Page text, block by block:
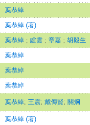
葉恭綽
葉恭綽 (著)
葉恭綽 ; 虛雲 ; 章嘉 ; 胡毅生
葉恭綽
葉恭綽
葉恭綽
葉恭綽; 王震; 戴傳賢; 關炯
葉恭綽 (著)